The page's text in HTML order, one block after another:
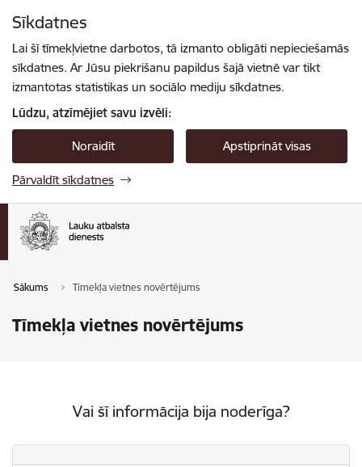
Sīkdatnes
Lai šī tīmekļvietne darbotos, tā izmanto obligāti nepieciešamās
sīkdatnes. Ar Jūsu piekrišanu papildus šajā vietnē var tikt
izmantotas statistikas un sociālo mediju sīkdatnes.
Lūdzu, atzīmējiet savu izvēli:
Noraidīt Apstiprināt visas
Pārvaldīt sīkdatnes
Sākums Tīmekļa vietnes novērtējums
Tīmekļa vietnes novērtējums
Vai šī informācija bija noderīga?
Vai šī informācija bija noderīga?